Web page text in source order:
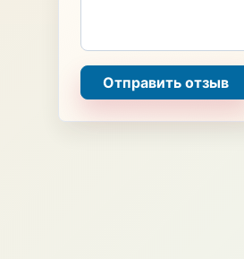
Отправить отзыв